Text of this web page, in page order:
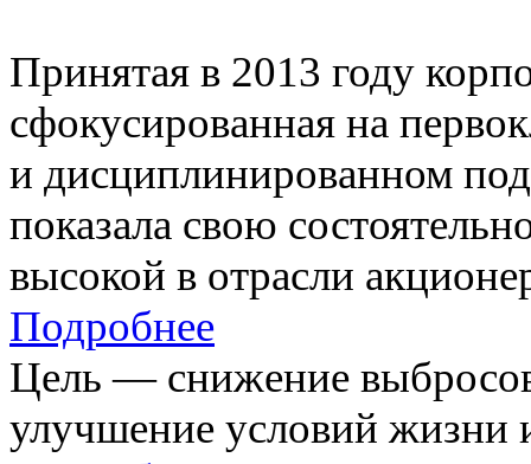
Принятая в 2013 году
сфокусированная на
и дисциплинированном
показала свою
высокой в отрасли
Подробнее
Цель — снижение
улучшение условий жизни